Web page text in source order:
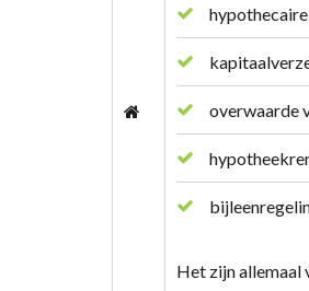
overwaarde
Het zijn allemaal